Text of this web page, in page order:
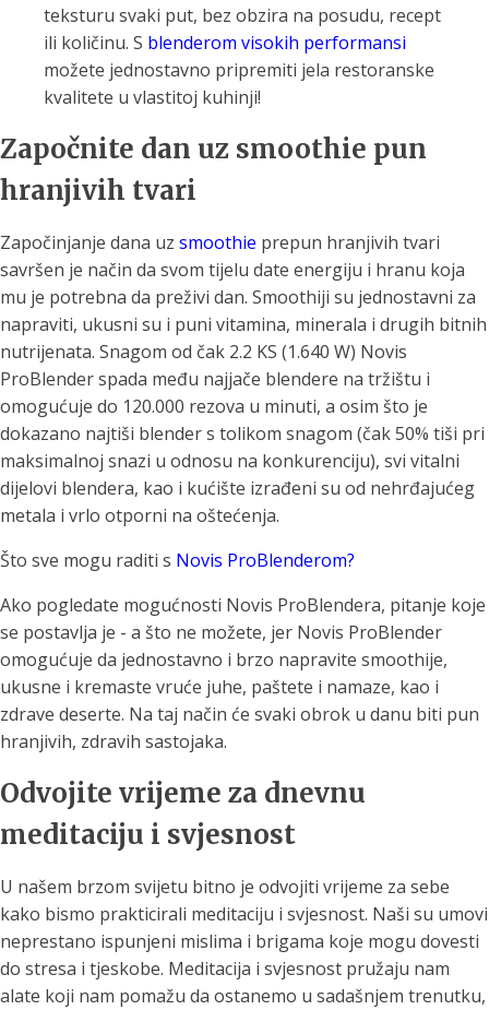
teksturu svaki put, bez obzira na posudu, recept
ili količinu. S blenderom visokih performansi
možete jednostavno pripremiti jela restoranske
kvalitete u vlastitoj kuhinji!
Započnite dan uz smoothie pun
hranjivih tvari
Započinjanje dana uz smoothie prepun hranjivih tvari
savršen je način da svom tijelu date energiju i hranu koja
mu je potrebna da preživi dan. Smoothiji su jednostavni za
napraviti, ukusni su i puni vitamina, minerala i drugih bitnih
nutrijenata. Snagom od čak 2.2 KS (1.640 W) Novis
ProBlender spada među najjače blendere na tržištu i
omogućuje do 120.000 rezova u minuti, a osim što je
dokazano najtiši blender s tolikom snagom (čak 50% tiši pri
maksimalnoj snazi u odnosu na konkurenciju), svi vitalni
dijelovi blendera, kao i kućište izrađeni su od nehrđajućeg
metala i vrlo otporni na oštećenja.
Što sve mogu raditi s Novis ProBlenderom?
Ako pogledate mogućnosti Novis ProBlendera, pitanje koje
se postavlja je - a što ne možete, jer Novis ProBlender
omogućuje da jednostavno i brzo napravite smoothije,
ukusne i kremaste vruće juhe, paštete i namaze, kao i
zdrave deserte. Na taj način će svaki obrok u danu biti pun
hranjivih, zdravih sastojaka.
Odvojite vrijeme za dnevnu
meditaciju i svjesnost
U našem brzom svijetu bitno je odvojiti vrijeme za sebe
kako bismo prakticirali meditaciju i svjesnost. Naši su umovi
neprestano ispunjeni mislima i brigama koje mogu dovesti
do stresa i tjeskobe. Meditacija i svjesnost pružaju nam
alate koji nam pomažu da ostanemo u sadašnjem trenutku,